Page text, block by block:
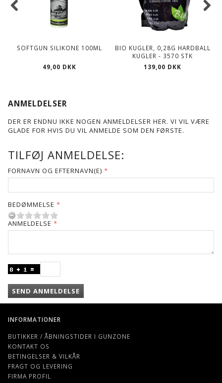
SOFTGUN SILIKONE 100ML
49,00 DKK
BIO KUGLER, 0,28G HARDBALL
KUGLER - 3570 STK
139,00 DKK
ANMELDELSER
DER ER ENDNU IKKE NOGEN ANMELDELSER HER. VI VIL VÆRE
GLADE FOR HVIS DU VIL ANMELDE SOM DEN FØRSTE.
TILFØJ ANMELDELSE:
FORNAVN OG EFTERNAVN(E)
BEDØMMELSE
ANMELDELSE
SEND ANMELDELSE
INFORMATIONER
BUTIKKER / ÅBNINGSTIDER I GUNZONE
KONTAKT OS
BETINGELSER & VILKÅR
FRAGT OG LEVERING
FIRMA PROFIL